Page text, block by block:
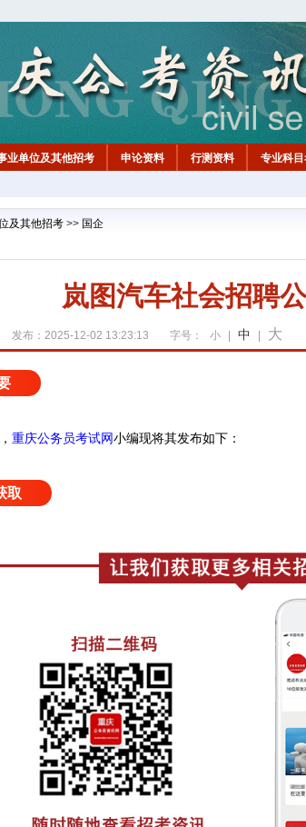
业单位及其他招考 申论资料 行测资料 专业科
及其他招考 >> 国企
岚图汽车社会招聘
发布：2025-12-02 13:23:13 字号： 小 中 大
， 重庆公务员考试网 小编现将其发布如下：
取